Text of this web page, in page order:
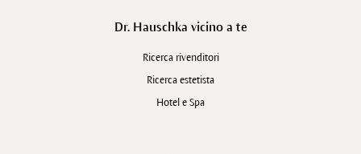
Dr. Hauschka vicino a te
Ricerca rivenditori
Ricerca estetista
Hotel e Spa